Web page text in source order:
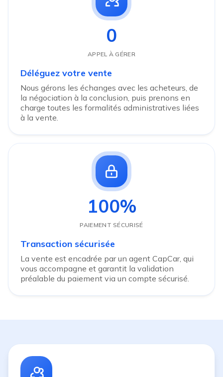
0
APPEL À GÉRER
Déléguez votre vente
Nous gérons les échanges avec les acheteurs, de
la négociation à la conclusion, puis prenons en
charge toutes les formalités administratives liées
à la vente.
100%
PAIEMENT SÉCURISÉ
Transaction sécurisée
La vente est encadrée par un agent CapCar, qui
vous accompagne et garantit la validation
préalable du paiement via un compte sécurisé.